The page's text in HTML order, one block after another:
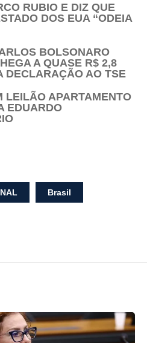
RUBIO E DIZ QUE
DOS EUA “ODEIA
BOLSONARO
A QUASE R$ 2,8
DECLARAÇÃO AO TSE
LEILÃO APARTAMENTO
EDUARDO
Brasil